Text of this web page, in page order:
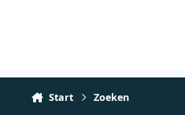
Start Zoeken